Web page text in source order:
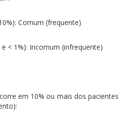
Comum (frequente)
< 1%): Incomum (infrequente)
em 10% ou mais dos pacientes